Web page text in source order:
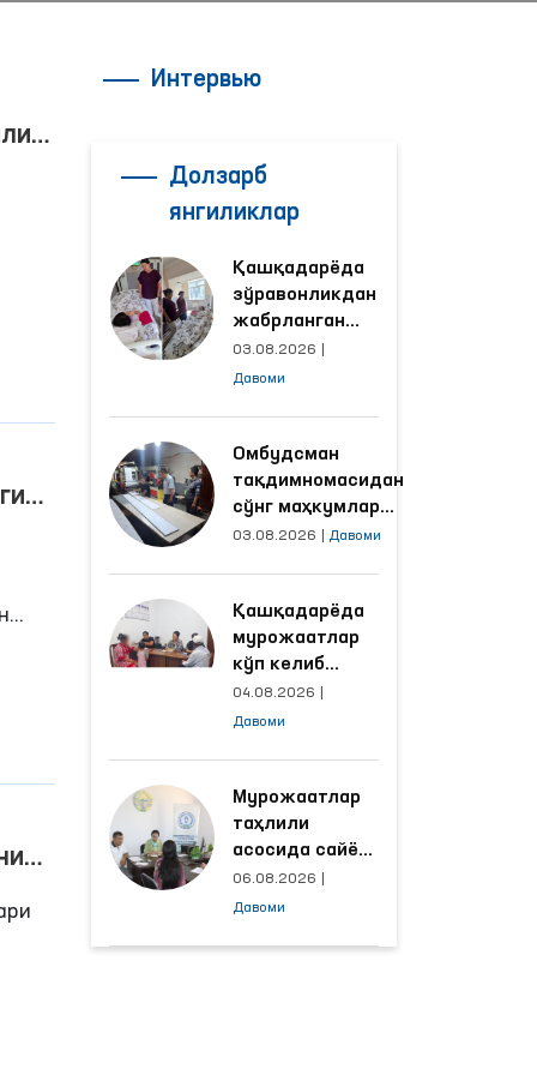
Интервью
Долзарб
янгиликлар
Қашқадарёда
зўравонликдан
жабрланган
аёлнинг ҳолати
Омбудсман
03.08.2026
Давоми
Омбудсман
тақдимномасидан
сўнг маҳкумлар
меҳнат қилаётган
яхшиланди
03.08.2026 Давоми
Қашқадарёда
мурожаатлар
кўп келиб
тушаётган
ҳудудлар
ишлаш йўлга
қўйилди
04.08.2026
Давоми
Мурожаатлар
таҳлили
асосида сайёр
қабул
ўтказиладиган
06.08.2026
Давоми